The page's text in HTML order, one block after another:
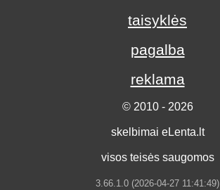
taisyklės
pagalba
reklama
© 2010 - 2026
skelbimai eLenta.lt
visos teisės saugomos
3.66.1.0 (2026-04-27 11:41:49)